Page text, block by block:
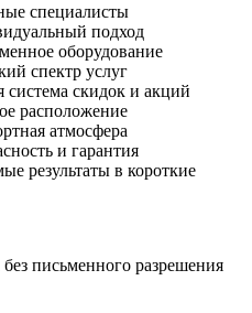
специалисты
подход
оборудование
спектр услуг
система скидок и акций
расположение
атмосфера
и гарантия
результаты в короткие
письменного разрешения